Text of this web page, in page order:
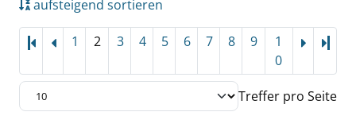
aufsteigend sortieren
1 2 3 4 5 6 7 8 9
1
0
Treffer pro Seite